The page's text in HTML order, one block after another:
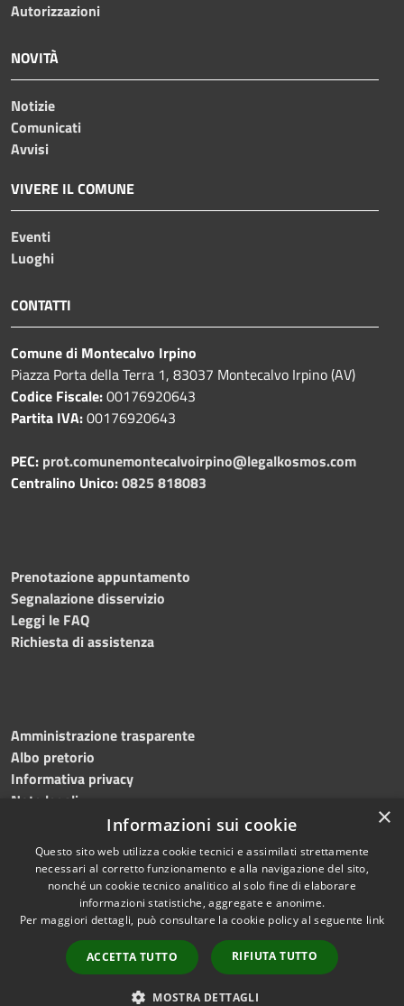
Autorizzazioni
NOVITÀ
Notizie
Comunicati
Avvisi
VIVERE IL COMUNE
Eventi
Luoghi
CONTATTI
Comune di Montecalvo Irpino
Piazza Porta della Terra 1, 83037 Montecalvo Irpino (AV)
Codice Fiscale:00176920643
Partita IVA:00176920643
PEC: prot.comunemontecalvoirpino@legalkosmos.com
Centralino Unico:0825 818083
Prenotazione appuntamento
Segnalazione disservizio
Leggi le FAQ
Richiesta di assistenza
Amministrazione trasparente
Albo pretorio
Informativa privacy
Note legali
Dichiarazione di accessibilità
Accessibilità
Copyright © 2024 •
Comune di Montecalvo
Irpino • Powered by
Municipium•Redazione
×
Informazioni sui cookie
Questo sito web utilizza cookie tecnici e assimilati strettamente
necessari al corretto funzionamento e alla navigazione del sito,
nonché un cookie tecnico analitico al solo fine di elaborare
informazioni statistiche, aggregate e anonime.
Per maggiori dettagli, può consultare la cookie policy al seguente link
ACCETTA TUTTO RIFIUTA TUTTO
MOSTRA DETTAGLI